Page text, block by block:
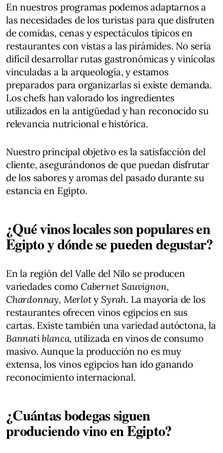
En nuestros programas podemos adaptarnos a
las necesidades de los turistas para que disfruten
de comidas, cenas y espectáculos típicos en
restaurantes con vistas a las pirámides. No sería
difícil desarrollar rutas gastronómicas y vinícolas
vinculadas a la arqueología, y estamos
preparados para organizarlas si existe demanda.
Los chefs han valorado los ingredientes
utilizados en la antigüedad y han reconocido su
relevancia nutricional e histórica.
Nuestro principal objetivo es la satisfacción del
cliente, asegurándonos de que puedan disfrutar
de los sabores y aromas del pasado durante su
estancia en Egipto.
¿Qué vinos locales son populares en
Egipto y dónde se pueden degustar?
En la región del Valle del Nilo se producen
variedades como Cabernet Sauvignon,
Chardonnay, Merloty Syrah. La mayoría de los
restaurantes ofrecen vinos egipcios en sus
cartas. Existe también una variedad autóctona, la
Bannati blanca, utilizada en vinos de consumo
masivo. Aunque la producción no es muy
extensa, los vinos egipcios han ido ganando
reconocimiento internacional.
¿Cuántas bodegas siguen
produciendo vino en Egipto?